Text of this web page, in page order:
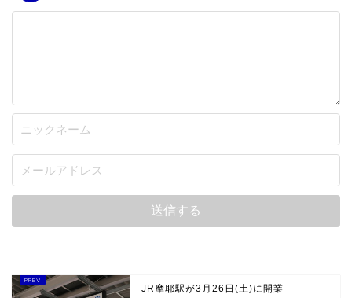
JR摩耶駅が3月26日(土)に開業